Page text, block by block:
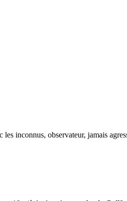
les inconnus, observateur, jamais